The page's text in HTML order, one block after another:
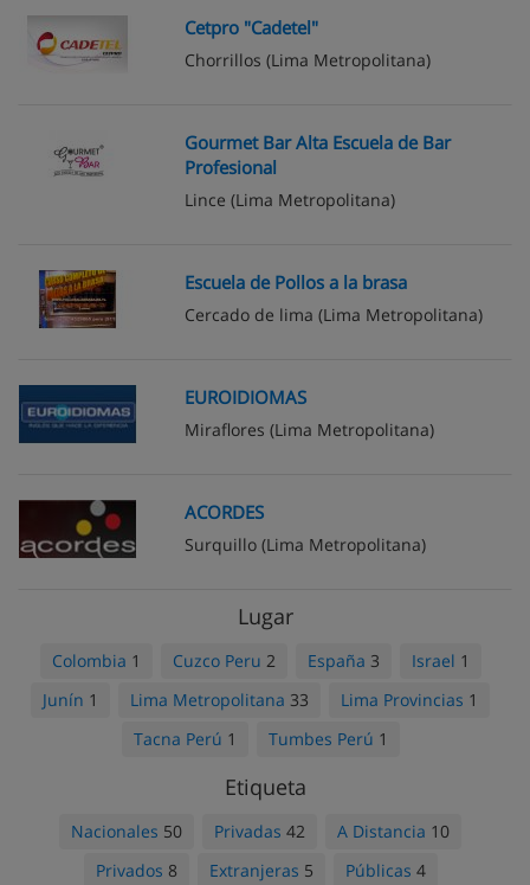
Cetpro "Cadetel"
Chorrillos (Lima Metropolitana)
Gourmet Bar Alta Escuela de Bar
Profesional
Lince (Lima Metropolitana)
Escuela de Pollos a la brasa
Cercado de lima (Lima Metropolitana)
EUROIDIOMAS
Miraflores (Lima Metropolitana)
ACORDES
Surquillo (Lima Metropolitana)
Lugar
Colombia 1 Cuzco Peru 2 España 3 Israel 1
Junín 1 Lima Metropolitana 33 Lima Provincias 1
Tacna Perú 1 Tumbes Perú 1
Etiqueta
Nacionales 50 Privadas 42 A Distancia 10
Privados 8 Extranjeras 5 Públicas 4